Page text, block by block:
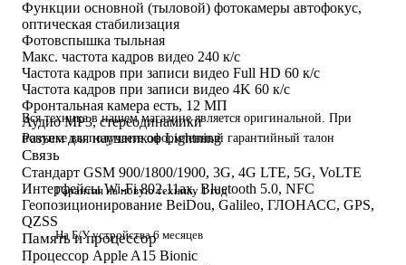
Функции основной (тыловой) фотокамеры автофокус,
оптическая стабилизация
Фотовспышка тыльная
Макс. частота кадров видео 240 к/с
Частота кадров при записи видео Full HD 60 к/c
Частота кадров при записи видео 4K 60 к/c
Фронтальная камера есть, 12 МП
Аудио MP3, стереодинамики
Разъем для наушников Lightning
Связь
Стандарт GSM 900/1800/1900, 3G, 4G LTE, 5G, VoLTE
Интерфейсы Wi-Fi 802.11ax, Bluetooth 5.0, NFC
Геопозиционирование BeiDou, Galileo, ГЛОНАСС, GPS,
QZSS
Память и процессор
Процессор Apple A15 Bionic
Вся техника в нашем магазине является оригинальной. При
покупке вы получаете оформленный гарантийный талон
Гарантия нановую технику1 год
На Б/У устройства 6 месяцев